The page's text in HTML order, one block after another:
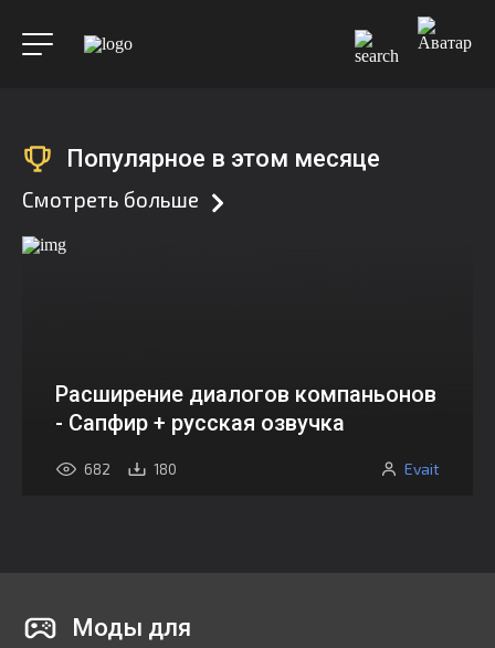
Популярное в этом месяце
Смотреть больше
Расширение диалогов компаньонов
- Сапфир + русская озвучка
682 180 Evait
Моды для